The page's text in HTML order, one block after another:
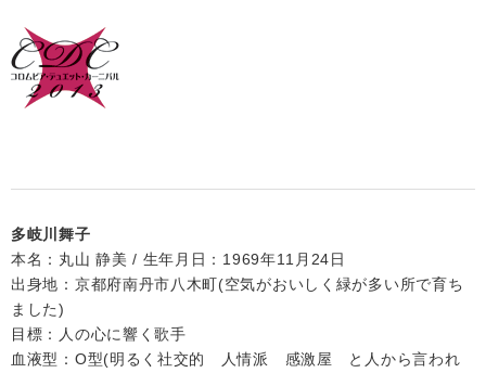
多岐川舞子
本名：丸山 静美 / 生年月日：1969年11月24日
出身地：京都府南丹市八木町(空気がおいしく緑が多い所で育ち
ました)
目標：人の心に響く歌手
血液型：O型(明るく社交的 人情派 感激屋 と人から言われ